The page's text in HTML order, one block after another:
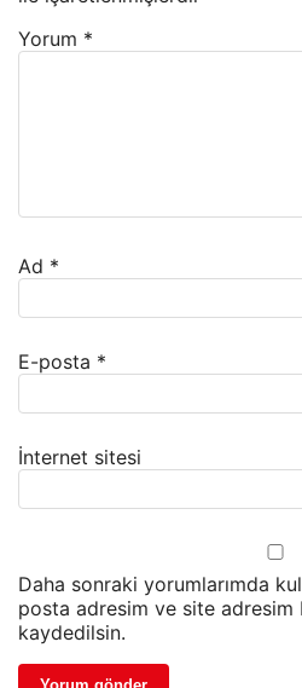
Yorum *
Ad *
E-posta *
İnternet sitesi
Daha sonraki yorumlarımda
posta adresim ve site adresim
kaydedilsin.